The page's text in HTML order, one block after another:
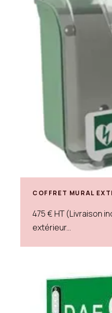
COFFRET MURAL
475 € HT (Livraison
extérieur...